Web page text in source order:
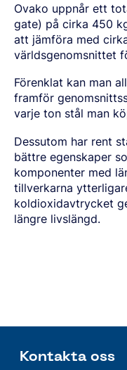
Ovako uppnår ett
gate) på cirka 450
att jämföra med
världsgenomsnittet
Förenklat kan man
framför
varje ton stål man
Dessutom har rent
bättre egenskaper
komponenter med
tillverkarna
koldioxidavtrycket
längre livslängd.
Kontakta oss